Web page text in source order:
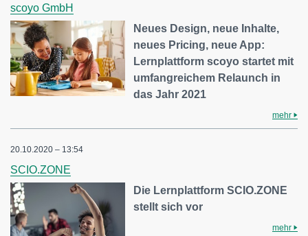
scoyo GmbH
Neues Design, neue Inhalte,
neues Pricing, neue App:
Lernplattform scoyo startet mit
umfangreichem Relaunch in
das Jahr 2021
mehr
20.10.2020 – 13:54
SCIO.ZONE
Die Lernplattform SCIO.ZONE
stellt sich vor
mehr